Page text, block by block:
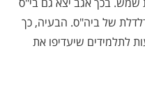
של ביה"ס. הבעיה, כך
לתלמידים שיעדיפו את